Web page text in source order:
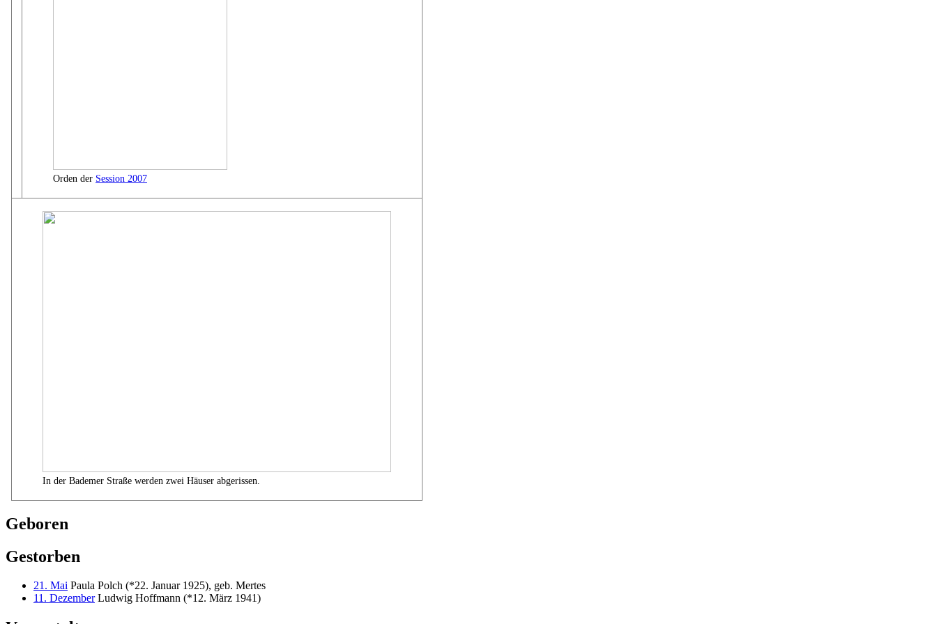
Orden der Session 2007
In der Bademer Straße werden zwei Häuser abgerissen.
Geboren
Gestorben
21. Mai Paula Polch (*22. Januar 1925), geb. Mertes
11. DezemberLudwig Hoffmann (*12. März 1941)